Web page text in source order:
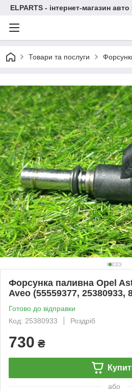
ELPARTS - інтернет-магазин авто
Товари та послуги
Форсунка паливна Opel
Aveo (55559377, 25380933,
Готово до відправки
Код: 25380933
Роздріб
730 ₴
або